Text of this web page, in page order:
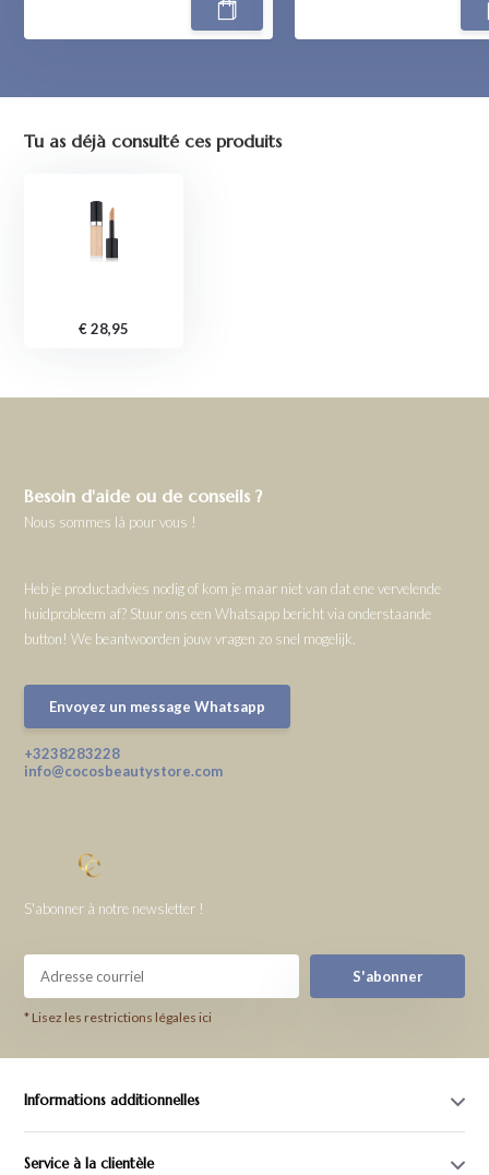
Tu as déjà consulté ces produits
€ 28,95
Besoin d'aide ou de conseils ?
Nous sommes là pour vous !
Heb je productadvies nodig of kom je maar niet van dat ene vervelende
huidprobleem af? Stuur ons een Whatsapp bericht via onderstaande
button! We beantwoorden jouw vragen zo snel mogelijk.
Envoyez un message Whatsapp
+3238283228
info@cocosbeautystore.com
S'abonner à notre newsletter !
S'abonner
* Lisez les restrictions légales ici
Informations additionnelles
Service à la clientèle